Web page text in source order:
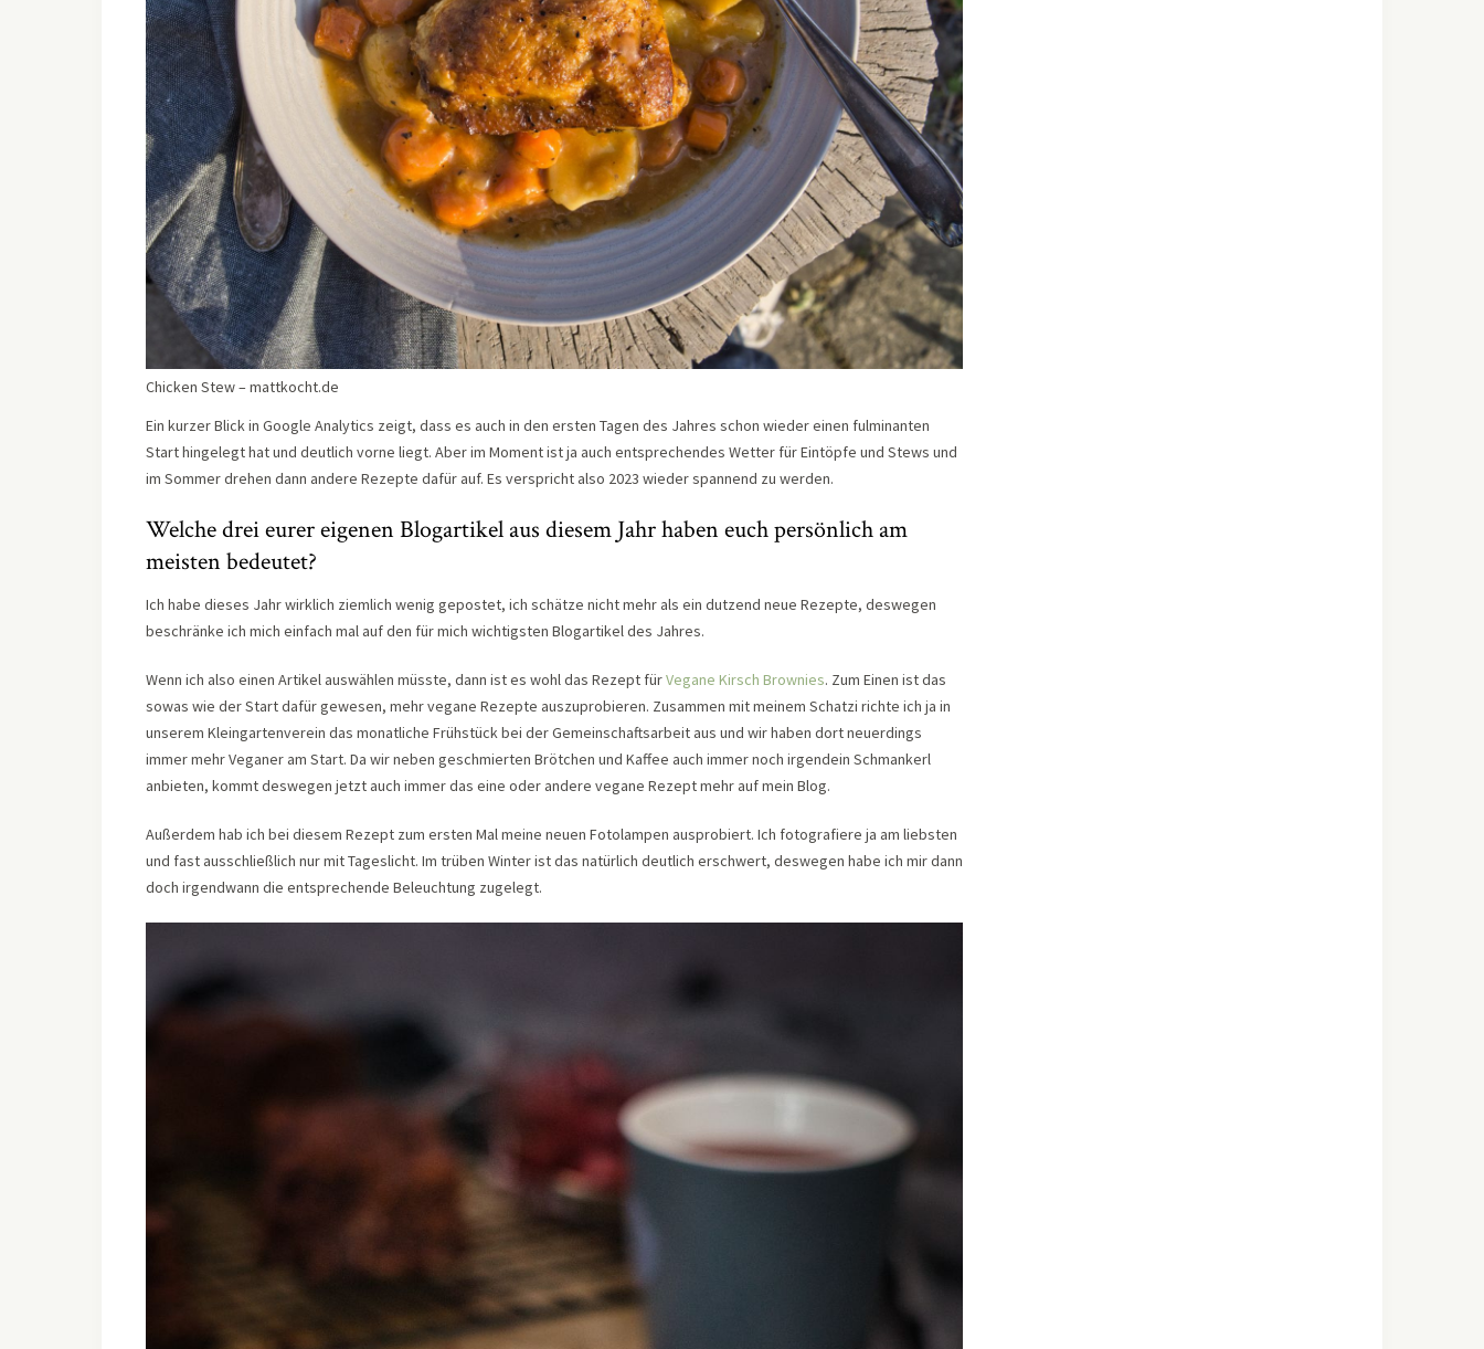
Chicken Stew – mattkocht.de
Ein kurzer Blick in Google Analytics zeigt, dass es auch in den ersten Tagen des Jahres schon wieder einen fulminanten
Start hingelegt hat und deutlich vorne liegt. Aber im Moment ist ja auch entsprechendes Wetter für Eintöpfe und Stews und
im Sommer drehen dann andere Rezepte dafür auf. Es verspricht also 2023 wieder spannend zu werden.
Welche drei eurer eigenen Blogartikel aus diesem Jahr haben euch persönlich am
meisten bedeutet?
Ich habe dieses Jahr wirklich ziemlich wenig gepostet, ich schätze nicht mehr als ein dutzend neue Rezepte, deswegen
beschränke ich mich einfach mal auf den für mich wichtigsten Blogartikel des Jahres.
Wenn ich also einen Artikel auswählen müsste, dann ist es wohl das Rezept fürVegane Kirsch Brownies. Zum Einen ist das
sowas wie der Start dafür gewesen, mehr vegane Rezepte auszuprobieren. Zusammen mit meinem Schatzi richte ich ja in
unserem Kleingartenverein das monatliche Frühstück bei der Gemeinschaftsarbeit aus und wir haben dort neuerdings
immer mehr Veganer am Start. Da wir neben geschmierten Brötchen und Kaffee auch immer noch irgendein Schmankerl
anbieten, kommt deswegen jetzt auch immer das eine oder andere vegane Rezept mehr auf mein Blog.
Außerdem hab ich bei diesem Rezept zum ersten Mal meine neuen Fotolampen ausprobiert. Ich fotografiere ja am liebsten
und fast ausschließlich nur mit Tageslicht. Im trüben Winter ist das natürlich deutlich erschwert, deswegen habe ich mir dann
doch irgendwann die entsprechende Beleuchtung zugelegt.